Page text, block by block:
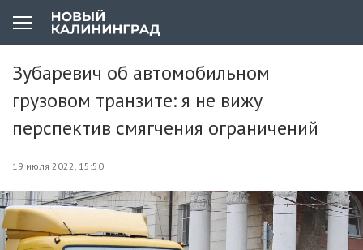
Зубаревич об автомобильном
грузовом транзите: я не вижу
перспектив смягчения ограничений
19 июля 2022, 15:50